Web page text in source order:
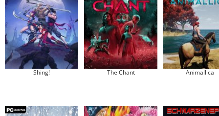
Shing! The Chant Animallica